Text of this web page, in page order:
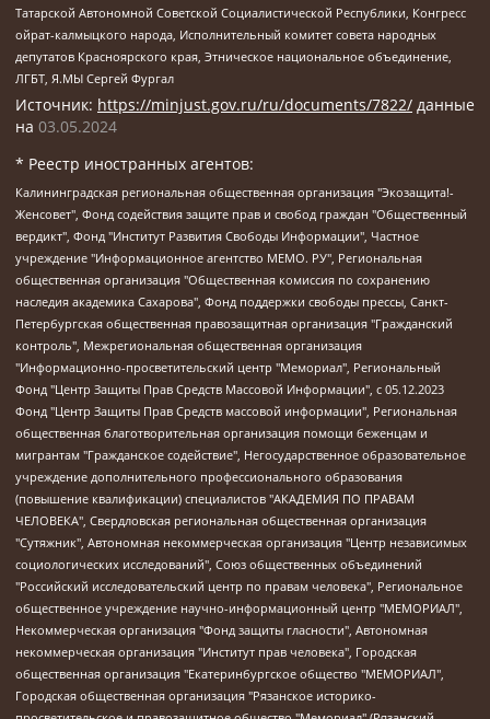
Татарской Автономной Советской Социалистической Республики, Конгресс
ойрат-калмыцкого народа, Исполнительный комитет совета народных
депутатов Красноярского края, Этническое национальное объединение,
ЛГБТ, Я.МЫ Сергей Фургал
Источник: https://minjust.gov.ru/ru/documents/7822/ данные
на 03.05.2024
* Реестр иностранных агентов:
Калининградская региональная общественная организация "Экозащита!-Женсовет", Фонд содействия защите прав и свобод граждан "Общественный вердикт", Фонд "Институт Развития Свободы Информации", Частное учреждение "Информационное агентство МЕМО. РУ", Региональная общественная организация "Общественная комиссия по сохранению наследия академика Сахарова", Фонд поддержки свободы прессы, Санкт-Петербургская общественная правозащитная организация "Гражданский контроль", Межрегиональная общественная организация "Информационно-просветительский центр "Мемориал", Региональный Фонд "Центр Защиты Прав Средств Массовой Информации", с 05.12.2023 Фонд "Центр Защиты Прав Средств массовой информации", Региональная общественная благотворительная организация помощи беженцам и мигрантам "Гражданское содействие", Негосударственное образовательное учреждение дополнительного профессионального образования (повышение квалификации) специалистов "АКАДЕМИЯ ПО ПРАВАМ ЧЕЛОВЕКА", Свердловская региональная общественная организация "Сутяжник", Автономная некоммерческая организация "Центр независимых социологических исследований", Союз общественных объединений "Российский исследовательский центр по правам человека", Региональное общественное учреждение научно-информационный центр "МЕМОРИАЛ", Некоммерческая организация "Фонд защиты гласности", Автономная некоммерческая организация "Институт прав человека", Городская общественная организация "Екатеринбургское общество "МЕМОРИАЛ", Городская общественная организация "Рязанское историко-просветительское и правозащитное общество "Мемориал" (Рязанский Мемориал), Челябинский региональный орган общественной самодеятельности – женское общественное объединение "Женщины Евразии", Челябинский региональный орган общественной самодеятельности "Уральская правозащитная группа", Фонд содействия защите здоровья и социальной справедливости имени Андрея Рылькова, Автономная Некоммерческая Организация "Аналитический Центр Юрия Левады", Автономная некоммерческая организация социальной поддержки населения "Проект Апрель", Региональная общественная организация помощи женщинам и детям, находящимся в кризисной ситуации "Информационно-методический центр "Анна", Фонд содействия развитию массовых коммуникаций и правовому просвещению "Так-так-Так", Фонд содействия устойчивому развитию "Серебряная тайга", Свердловский региональный общественный фонд социальных проектов "Новое время", "Idel.Реалии", Кавказ.Реалии, Крым.Реалии, Телеканал Настоящее Время, Татаро-башкирская служба Радио Свобода (Azatliq Radiosi), Радио Свободная Европа/Радио Свобода (PCE/PC), "Сибирь.Реалии", "Фактограф", Благотворительный фонд помощи осужденным и их семьям, Автономная некоммерческая организация "Институт глобализации и социальных движений", Фонд "В защиту прав заключенных", Частное учреждение "Центр поддержки и содействия развитию средств массовой информации", Пензенский региональный общественный благотворительный фонд "Гражданский союз", "Север.Реалии", Некоммерческая организация Фонд "Правовая инициатива", Общество с ограниченной ответственностью "Радио Свободная Европа/Радио Свобода", Чешское информационное агентство "MEDIUM-ORIENT", Красноярская региональная общественная организация "Мы против СПИДа", Камалягин Денис Николаевич, Маркелов Сергей Евгеньевич, Пономарев Лев Александрович, Савицкая Людмила Алексеевна, Автономная некоммерческая организация "Центр по работе с проблемой насилия "НАСИЛИЮ.НЕТ", Межрегиональный профессиональный союз работников здравоохранения "Альянс врачей", Юридическое лицо, зарегистрированное в Латвийской Республике, SIA "Medusa Project" (регистрационный номер 40103797863, дата регистрации 10.06.2014), Некоммерческая организация "Фонд по борьбе с коррупцией", Автономная некоммерческая организация "Институт права и публичной политики", Баданин Роман Сергеевич, Гликин Максим Александрович, Железнова Мария Михайловна, Лукьянова Юлия Сергеевна, Маетная Елизавета Витальевна, Маняхин Петр Борисович, Чуракова Ольга Владимировна, Ярош Юлия Петровна, Юридическое лицо "The Insider SIA", зарегистрированное в Риге, Латвийская Республика (дата регистрации 26.06.2015), являющееся администратором доменного имени интернет-издания "The Insider SIA", https://theins.ru, Постернак Алексей Евгеньевич, Рубин Михаил Аркадьевич, Анин Роман Александрович, Юридическое лицо Istories fonds, зарегистрированное в Латвийской Республике (регистрационный номер 50008295751, дата регистрации 24.02.2020), Великовский Дмитрий Александрович, Долинина Ирина Николаевна, Мароховская Алеся Алексеевна, Шлейнов Роман Юрьевич, Шмагун Олеся Валентиновна, Общество с ограниченной ответственностью "Альтаир 2021", Общество с ограниченной ответственностью "Вега 2021", Общество с ограниченной ответственностью "Главный редактор 2021", Общество с ограниченной ответственностью "Ромашки монолит", Важенков Артем Валерьевич, Ивановская областная общественная организация "Центр гендерных исследований", Гурман Юрий Альбертович, Медиапроект "ОВД-Инфо", Егоров Владимир Владимирович, Жилинский Владимир Александрович, Общество с ограниченной ответственностью "ЗП", Иванова София Юрьевна, Карезина Инна Павловна, Кильтау Екатерина Викторовна, Петров Алексей Викторович, Пискунов Сергей Евгеньевич, Смирнов Сергей Сергеевич, Тихонов Михаил Сергеевич, Общество с ограниченной ответственностью "ЖУРНАЛИСТ-ИНОСТРАННЫЙ АГЕНТ", Арапова Галина Юрьевна, Вольтская Татьяна Анатольевна, Американская компания "Mason G.E.S. Anonymous Foundation" (США), являющаяся владельцем интернет-издания https://mnews.world/, Компания "Stichting Bellingcat", зарегистрированная в Нидерландах (дата регистрации 11.07.2018), Захаров Андрей Вячеславович, Клепиковская Екатерина Дмитриевна, Общество с ограниченной ответственностью "МЕМО", Перл Роман Александрович, Симонов Евгений Алексеевич, Соловьева Елена Анатольевна, Сотников Даниил Владимирович, Сурначева Елизавета Дмитриевна, Автономная некоммерческая организация по защите прав человека и информированию населения "Якутия – Наше Мнение", Общество с ограниченной ответственностью "Москоу диджитал медиа", с 26.01.2023 Общество с ограниченной ответственностью "Чайка Белые сады", Ветошкина Валерия Валерьевна, Заговора Максим Александрович, Межрегиональное общественное движение "Российская ЛГБТ - сеть", Оленичев Максим Владимирович, Павлов Иван Юрьевич, Скворцова Елена Сергеевна, Общество с ограниченной ответственностью "Как бы инагент", Кочетков Игорь Викторович, Общество с ограниченной ответственностью "Честные выборы", Еланчик Олег Александрович, Общество с ограниченной ответственностью "Нобелевский призыв", Гималова Регина Эмилевна, Григорьев Андрей Валерьевич, Григорьева Алина Александровна, Ассоциация по содействию защите прав призывников, альтернативнослужащих и военнослужащих "Правозащитная группа "Гражданин.Армия.Право", Хисамова Регина Фаритовна, Автономная некоммерческая организация по реализации социально-правовых программ "Лилит", Дальневосточное общественное движение "Маяк", Санкт-Петербургская ЛГБТ-инициативная группа "Выход", Инициативная группа ЛГБТ+ "Реверс", Алексеев Андрей Викторович, Бекбулатова Таисия Львовна, Беляев Иван Михайлович, Владыкина Елена Сергеевна, Гельман Марат Александрович, Никульшина Вероника Юрьевна, Толоконникова Надежда Андреевна, Шендерович Виктор Анатольевич, Общество с ограниченной ответственностью "Данное сообщение", Общество с ограниченной ответственностью Издательский дом "Новая глава", Айнбиндер Александра Александровна, Московский комьюнити-центр для ЛГБТ+инициатив, Благотворительный фонд развития филантропии, Deutsche Welle (Германия, Kurt-Schumacher-Strasse 3, 53113 Bonn), Борзунова Мария Михайловна, Воробьев Виктор Викторович, Голубева Анна Львовна, Константинова Алла Михайловна, Малкова Ирина Владимировна, Мурадов Мурад Абдулгалимович, Осетинская Елизавета Николаевна, Понасенков Евгений Николаевич, Ганапольский Матвей Юрьевич, Киселев Евгений Алексеевич, Борухович Ирина Григорьевна, Дремин Иван Тимофеевич, Дубровский Дмитрий Викторович, Красноярская региональная общественная организация поддержки и развития альтернативных образовательных технологий и межкультурных коммуникаций "ИНТЕРРА", Маяковская Екатерина Алексеевна, Фейгин Марк Захарович, Филимонов Андрей Викторович, Дзугкоева Регина Николаевна, Доброхотов Роман Александрович, Дудь Юрий Александрович, Елкин Сергей Владимирович, Кругликов Кирилл Игоревич, Сабунаева Мария Леонидовна, Семенов Алексей Владимирович, Шаинян Карен Багратович, Шульман Екатерина Михайловна, Асафьев Артур Валерьевич, Вахштайн Виктор Семенович, Венедиктов Алексей Алексеевич, Лушникова Екатерина Евгеньевна, Волков Леонид Михайлович, Невзоров Александр Глебович, Пархоменко Сергей Борисович, Сироткин Ярослав Николаевич, Кара-Мурза Владимир Владимирович, Баранова Наталья Владимировна, Гозман Леонид Яковлевич, Кагарлицкий Борис Юльевич, Климарев Михаил Валерьевич, Милов Владимир Станиславович, Автономная некоммерческая организация Краснодарский центр современного искусства "Типография", Моргенштерн Алишер Тагирович, Соболь Любовь Эдуардовна, Общество с ограниченной ответственностью "ЛИЗА НОРМ", Каспаров Гарри Кимович, Ходорковский Михаил Борисович, Общество с ограниченной ответственностью "Апрельские тезисы", Данилович Ирина Брониславовна, Кашин Олег Владимирович, Петров Николай Владимирович, Пивоваров Алексей Владимирович, Соколов Михаил Владимирович, Цветкова Юлия Владимировна, Чичваркин Евгений Александрович, Комитет против пыток/Команда против пыток, Общество с ограниченной ответственностью "Первый научный", Общество с ограниченной ответственностью "Вертолет и ко", Белоцерковская Вероника Борисовна, Кац Максим Евгеньевич, Лазарева Татьяна Юрьевна, Шаведдинов Руслан Табризович, Яшин Илья Валерьевич, Общество с ограниченной ответственностью "Иноагент ААВ", Алешковский Дмитрий Петрович, Альбац Евгения Марковна, Быков Дмитрий Львович, Галямина Юлия Евгеньевна, Лойко Сергей Леонидович, Мартынов Кирилл Константинович, Медведев Сергей Александрович, Крашенинников Федор Геннадиевич, Гордеева Катерина Вл